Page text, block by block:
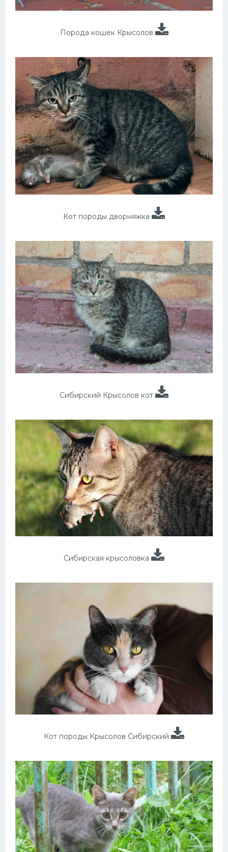
Порода кошек Крысолов
Кот породы дворняжка
Сибирский Крысолов кот
Сибирская крысоловка
Кот породы Крысолов Сибирский